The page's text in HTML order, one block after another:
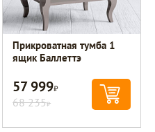
Прикроватная тумба 1
ящик Баллеттэ
57 999Р
68 235Р